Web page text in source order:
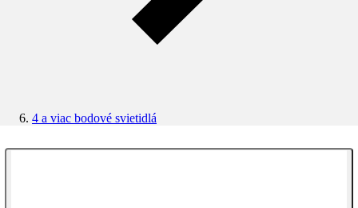
4 a viac bodové svietidlá